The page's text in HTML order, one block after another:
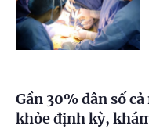
Gần 30% dân số
khỏe định kỳ,